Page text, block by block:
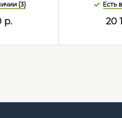
(3)
р.
Есть
20